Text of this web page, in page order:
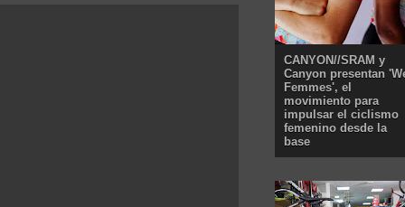
CANYON//SRAM y
Canyon presentan
Femmes', el
movimiento para
impulsar el ciclismo
femenino desde la
base